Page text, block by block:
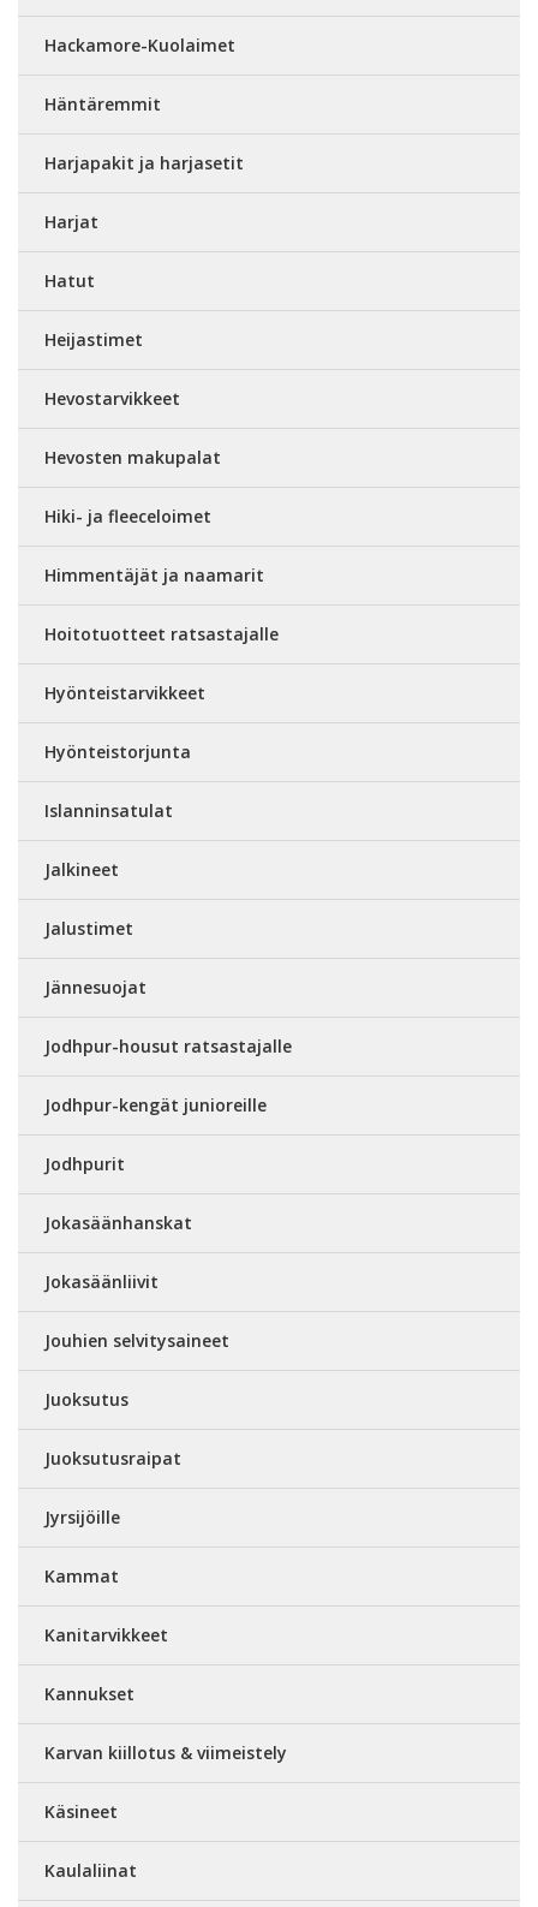
Hackamore-Kuolaimet
Häntäremmit
Harjapakit ja harjasetit
Harjat
Hatut
Heijastimet
Hevostarvikkeet
Hevosten makupalat
Hiki- ja fleeceloimet
Himmentäjät ja naamarit
Hoitotuotteet ratsastajalle
Hyönteistarvikkeet
Hyönteistorjunta
Islanninsatulat
Jalkineet
Jalustimet
Jännesuojat
Jodhpur-housut ratsastajalle
Jodhpur-kengät junioreille
Jodhpurit
Jokasäänhanskat
Jokasäänliivit
Jouhien selvitysaineet
Juoksutus
Juoksutusraipat
Jyrsijöille
Kammat
Kanitarvikkeet
Kannukset
Karvan kiillotus & viimeistely
Käsineet
Kaulaliinat